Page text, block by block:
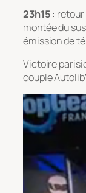
23h15: retour
montée du
émission de
Victoire
couple